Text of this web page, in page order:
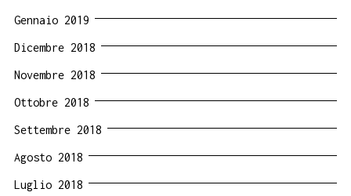
Gennaio 2019
Dicembre 2018
Novembre 2018
Ottobre 2018
Settembre 2018
Agosto 2018
Luglio 2018